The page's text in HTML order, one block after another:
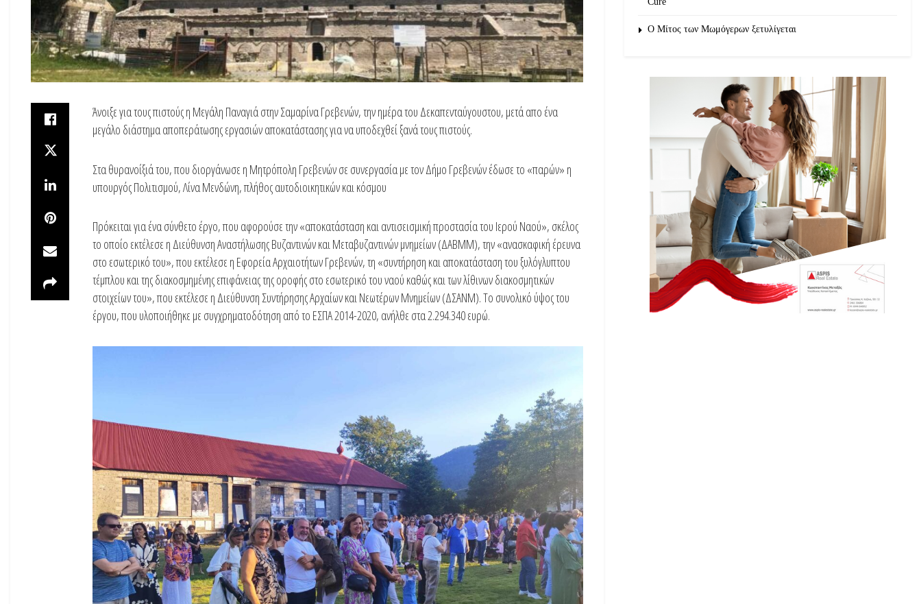
Άνοιξε για τους πιστούς η Μεγάλη Παναγιά στην Σαμαρίνα Γρεβενών, την ημέρα του Δεκαπενταύγουστου, μετά απο ένα
μεγάλο διάστημα αποπεράτωσης εργασιών αποκατάστασης για να υποδεχθεί ξανά τους πιστούς.
Στα θυρανοίξιά του, που διοργάνωσε η Μητρόπολη Γρεβενών σε συνεργασία με τον Δήμο Γρεβενών έδωσε το «παρών» η
υπουργός Πολιτισμού, Λίνα Μενδώνη, πλήθος αυτοδιοικητικών και κόσμου
Πρόκειται για ένα σύνθετο έργο, που αφορούσε την «αποκατάσταση και αντισεισμική προστασία του Ιερού Ναού», σκέλος
το οποίο εκτέλεσε η Διεύθυνση Αναστήλωσης Βυζαντινών και Μεταβυζαντινών μνημείων (ΔΑΒΜΜ), την «ανασκαφική έρευνα
στο εσωτερικό του», που εκτέλεσε η Εφορεία Αρχαιοτήτων Γρεβενών, τη «συντήρηση και αποκατάσταση του ξυλόγλυπτου
τέμπλου και της διακοσμημένης επιφάνειας της οροφής στο εσωτερικό του ναού καθώς και των λίθινων διακοσμητικών
στοιχείων του», που εκτέλεσε η Διεύθυνση Συντήρησης Αρχαίων και Νεωτέρων Μνημείων (ΔΣΑΝΜ). Το συνολικό ύψος του
έργου, που υλοποιήθηκε με συγχρηματοδότηση από το ΕΣΠΑ 2014-2020, ανήλθε στα 2.294.340 ευρώ.
O Μίτος των Μωμόγερων ξετυλίγεται